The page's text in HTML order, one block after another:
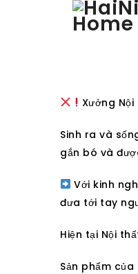
Xưởng
Sinh ra và
gắn bó và
Với kinh
đưa tới tay
Hiện tại Nội
Sản phẩm